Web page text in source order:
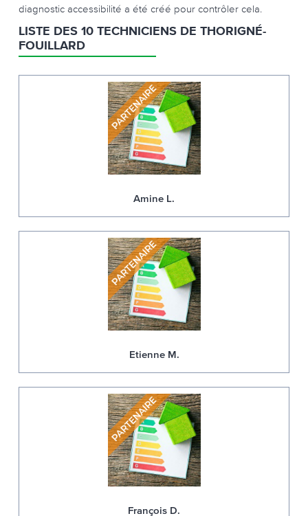
diagnostic accessibilité a été créé pour contrôler cela.
LISTE DES 10 TECHNICIENS DE THORIGNÉ-
FOUILLARD
Amine L.
Etienne M.
François D.